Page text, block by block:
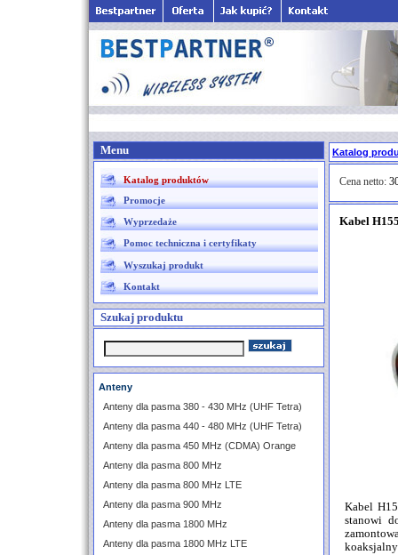
Menu
Katalog produktów
Promocje
Wyprzedaże
Pomoc techniczna i certyfikaty
Wyszukaj produkt
Kontakt
Szukaj produktu
Anteny
Anteny dla pasma 380 - 430 MHz (UHF Tetra)
Anteny dla pasma 440 - 480 MHz (UHF Tetra)
Anteny dla pasma 450 MHz (CDMA) Orange
Anteny dla pasma 800 MHz
Anteny dla pasma 800 MHz LTE
Anteny dla pasma 900 MHz
Anteny dla pasma 1800 MHz
Anteny dla pasma 1800 MHz LTE
Katalog
Cena netto:
Kabel
Kabel
stanowi